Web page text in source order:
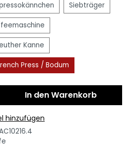
Siebträger
Kanne
Press / Bodum
In den Warenkorb
hinzufügen